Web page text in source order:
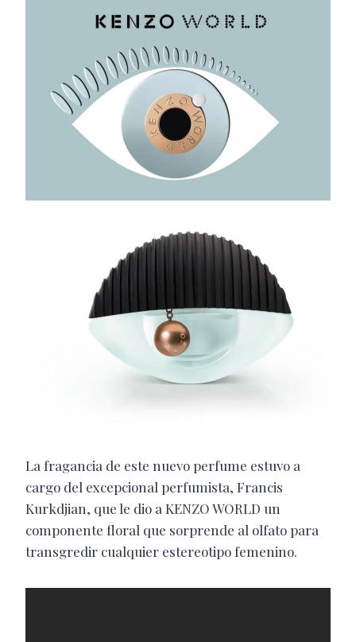
La fragancia de este nuevo perfume estuvo a
cargo del excepcional perfumista, Francis
Kurkdjian, que le dio a KENZO WORLD un
componente floral que sorprende al olfato para
transgredir cualquier estereotipo femenino.